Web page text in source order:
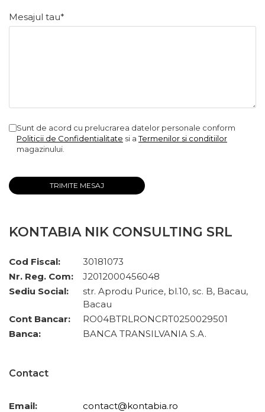
Mesajul tau*
Sunt de acord cu prelucrarea datelor personale conform
Politicii de Confidentialitate si aTermenilor si conditiilor
magazinului.
KONTABIA NIK CONSULTING SRL
Cod Fiscal:
30181073
Nr. Reg. Com:
J2012000456048
Sediu Social:
str. Aprodu Purice, bl.10, sc. B, Bacau,
Bacau
Cont Bancar:
RO04BTRLRONCRT0250029501
Banca:
BANCA TRANSILVANIA S.A.
Contact
Email:
contact@kontabia.ro